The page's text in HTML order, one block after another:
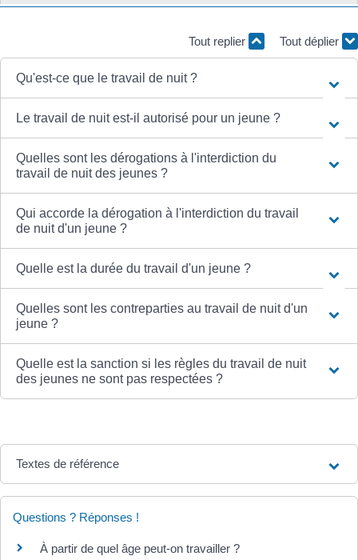
Tout replier Tout déplier
Qu'est-ce que le travail de nuit ?
Le travail de nuit est-il autorisé pour un jeune ?
Quelles sont les dérogations à l'interdiction du
travail de nuit des jeunes ?
Qui accorde la dérogation à l'interdiction du travail
de nuit d'un jeune ?
Quelle est la durée du travail d'un jeune ?
Quelles sont les contreparties au travail de nuit d'un
jeune ?
Quelle est la sanction si les règles du travail de nuit
des jeunes ne sont pas respectées ?
Textes de référence
Questions ? Réponses !
À partir de quel âge peut-on travailler ?